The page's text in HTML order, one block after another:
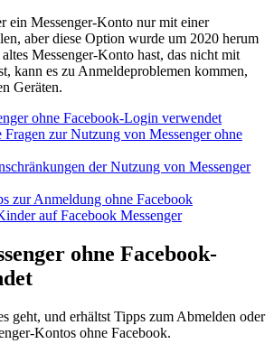
ein Messenger-Konto nur mit einer
aber diese Option wurde um 2020 herum
Messenger-Konto hast, das nicht mit
kann es zu Anmeldeproblemen kommen,
Geräten.
ohne Facebook-Login verwendet
Fragen zur Nutzung von Messenger ohne
der Nutzung von Messenger
zur Anmeldung ohne Facebook
auf Facebook Messenger
ohne Facebook-
geht, und erhältst Tipps zum Abmelden oder
Kontos ohne Facebook.